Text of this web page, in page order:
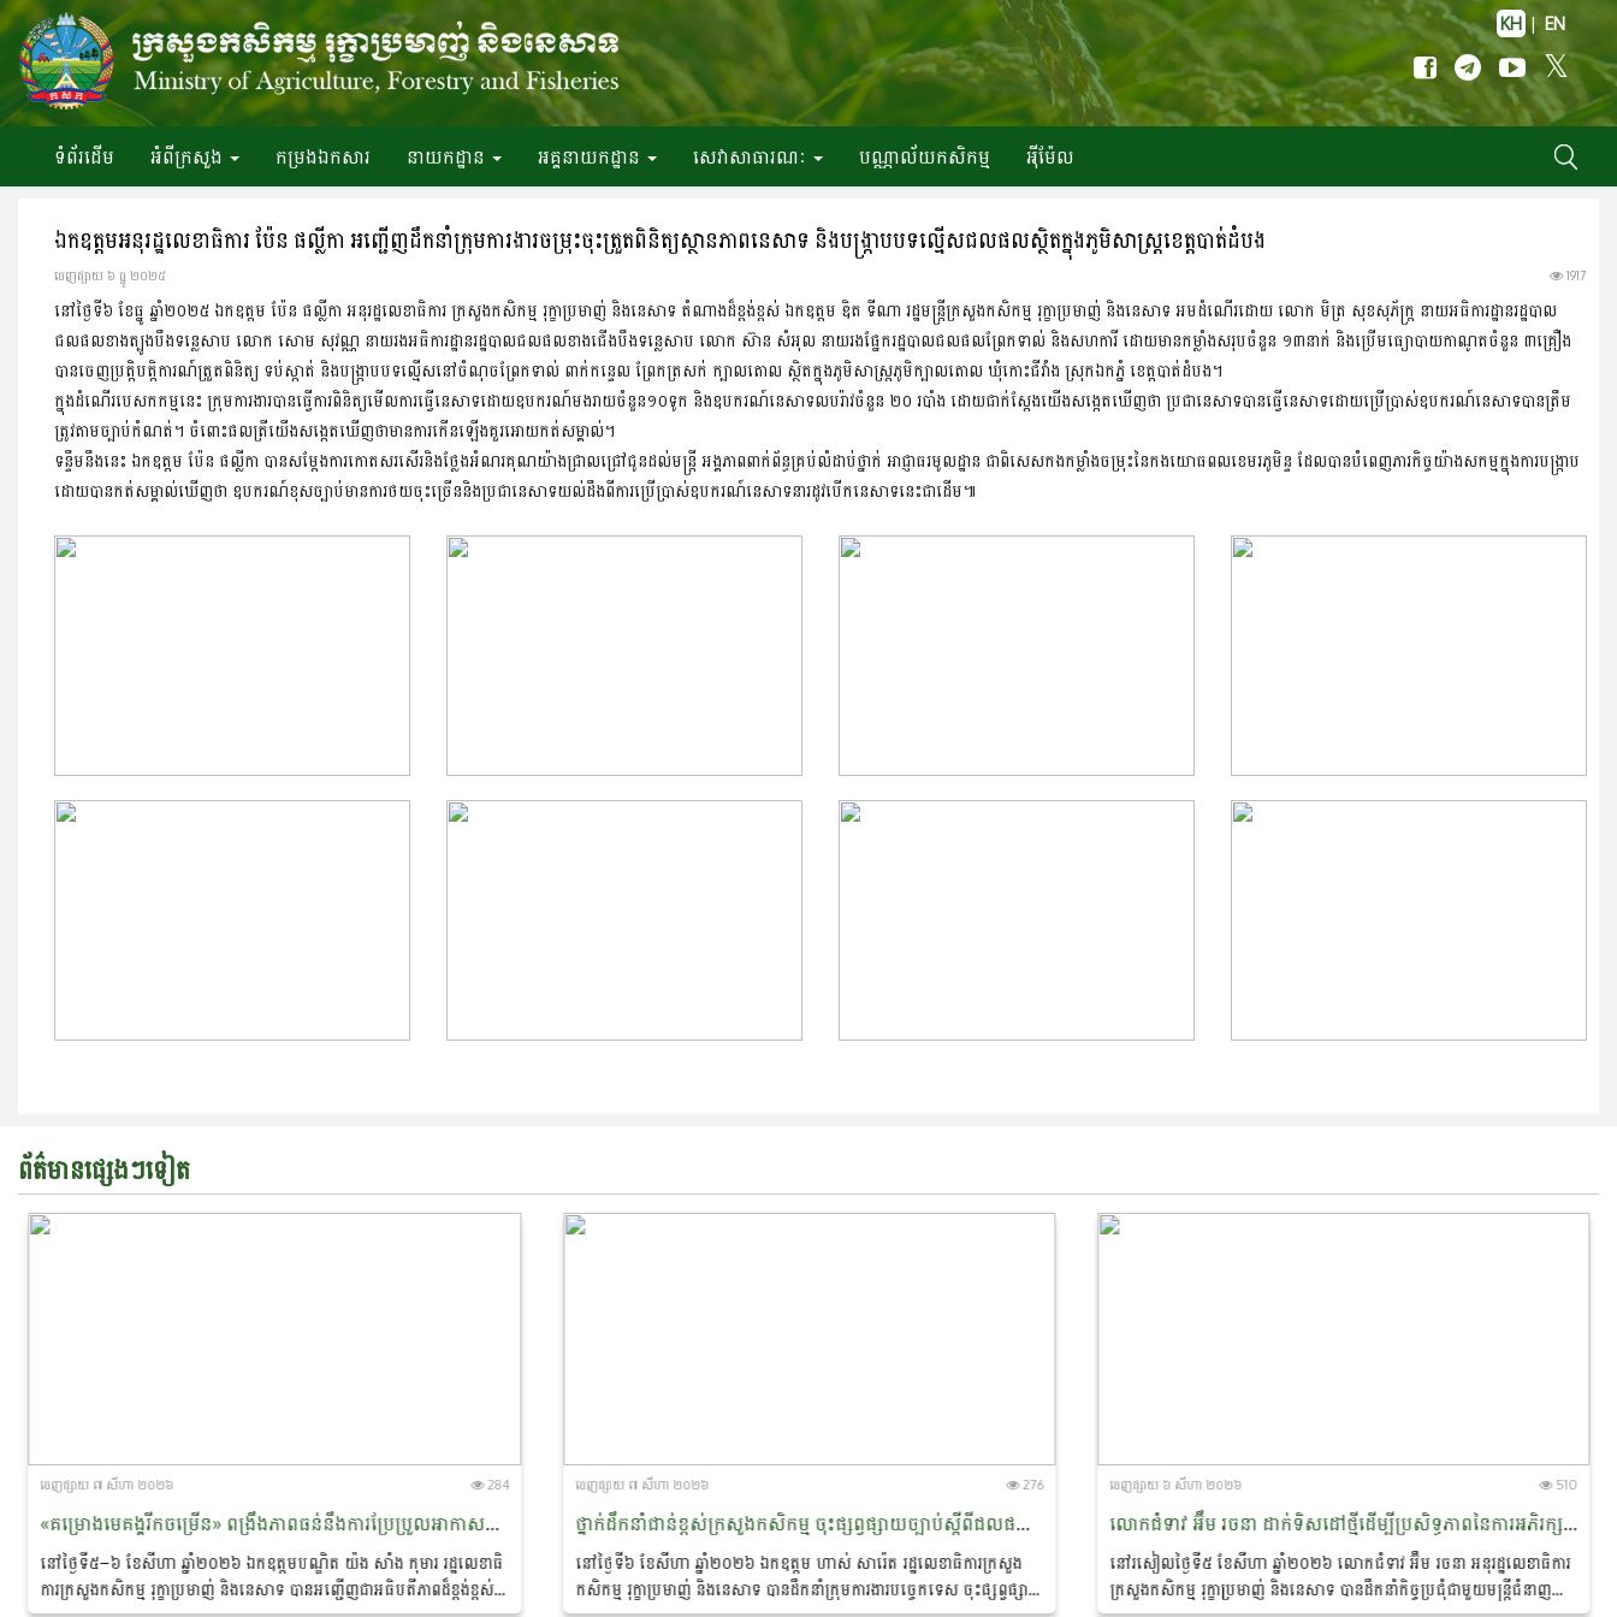
KH | EN
ទំព័រ​ដើម អំពី​ក្រសួង កម្រងឯកសារ នាយកដ្ឋាន អគ្គនាយកដ្ឋាន សេវាសាធារណៈ បណ្ណាល័យកសិកម្ម អ៉ីម៉ែល
ឯកឧត្តមអនុរដ្ឋលេខាធិការ ប៉ែន ផល្លីកា អញ្ជើញដឹកនាំក្រុមការងារចម្រុះចុះត្រួតពិនិត្យស្ថានភាពនេសាទ និងបង្រ្កាបបទល្មើសជលផលស្ថិតក្នុងភូមិសាស្ត្រខេត្តបាត់ដំបង
ចេញ​ផ្សាយ​ ៦ ធ្នូ ២០២៥ 1917
នៅថ្ងៃទី៦ ខែធ្នូ ឆ្នាំ២០២៥ ឯកឧត្តម ប៉ែន ផល្លីកា អនុរដ្ឋលេខាធិការ ក្រសួងកសិកម្ម រុក្ខាប្រមាញ់ និងនេសាទ តំណាងដ៏ខ្ពង់ខ្ពស់ ឯកឧត្តម ឌិត ទីណា រដ្ឋមន្ត្រីក្រសួងកសិកម្ម រុក្ខាប្រមាញ់ និងនេសាទ អមដំណើរដោយ លោក មិត្រ សុខសុភ័ក្រ្ត នាយអធិការដ្ឋានរដ្ឋបាល
ជលផលខាងត្បូងបឹងទន្លេសាប លោក សោម សុវណ្ណ នាយរងអធិការដ្ឋានរដ្ឋបាលជលផលខាងជើងបឹងទន្លេសាប លោក ស៊ាន សំអុល នាយរងផ្នែករដ្ឋបាលជលផលព្រែកទាល់ និងសហការី ដោយមានកម្លាំងសរុបចំនួន ១៣នាក់ និងប្រើមធ្យោបាយកាណូតចំនួន ៣គ្រឿង
បានចេញប្រត្តិបត្តិការណ៍ត្រួតពិនិត្យ ទប់ស្កាត់ និងបង្រ្កាបបទល្មើសនៅចំណុចព្រែកទាល់ ពាក់កន្ទេល ព្រែកត្រសក់ ក្បាលតោល ស្ថិតក្នុងភូមិសាស្រ្តភូមិក្បាលតោល ឃុំកោះជីវាំង ស្រុកឯកភ្នំ ខេត្តបាត់ដំបង។
ក្នុងដំណើរបេសកកម្មនេះ ក្រុមការងារបានធ្វើការពិនិត្យមើលការធ្វើនេសាទដោយឧបករណ៍មងរាយចំនួន១០ទូក និងឧបករណ៍នេសាទលបរ៉ាវចំនួន ២០ របាំង ដោយជាក់ស្តែងយើងសង្កេតឃើញថា ប្រជានេសាទបានធ្វើនេសាទដោយប្រើប្រាស់ឧបករណ៍នេសាទបានត្រឹម
ត្រូវតាមច្បាប់កំណត់។ ចំពោះផលត្រីយើងសង្កេតឃើញថាមានការកើនឡើងគួរអោយកត់សម្គាល់។
ទន្ទឹមនឹងនេះ ឯកឧត្តម ប៉ែន ផល្លីកា បានសម្តែងការកោតសរសើរនិងថ្លែងអំណរគុណយ៉ាងជ្រាលជ្រៅជូនដល់មន្រ្តី អង្គភាពពាក់ព័ន្ធគ្រប់លំដាប់ថ្នាក់ អាជ្ញាធរមូលដ្ឋាន ជាពិសេសកងកម្លាំងចម្រុះនៃកងយោធពលខេមរភូមិន្ទ ដែលបានបំពេញភារកិច្ចយ៉ាងសកម្មក្នុងការបង្រ្កាប
ដោយបានកត់សម្គាល់ឃើញថា ឧបករណ៍ខុសច្បាប់មានការថយចុះច្រើននិងប្រជានេសាទយល់ដឹងពីការប្រើប្រាស់ឧបករណ៍នេសាទនារដូវបើកនេសាទនេះជាដើម៕
ព័ត៌មានផ្សេងៗទៀត
ចេញ​ផ្សាយ​ ៧ សីហា ២០២៦ 284
«គម្រោងមេគង្គរីកចម្រើន» ពង្រឹងភាពធន់នឹងការប្រែប្រួល​អាកាស​​ធាតុ និងលើកកម្ពស់ជីវភាពសហគមន៍ជនជាតិភាគតិច នៅខេត្តរតនគិរី និងមណ្ឌលគិរី
នៅថ្ងៃទី៥–៦ ខែសីហា ឆ្នាំ២០២៦ ឯកឧត្ដមបណ្ឌិត យ៉ង សាំង កុមារ រដ្ឋលេខាធិ
ការក្រសួងកសិកម្ម រុក្ខាប្រមាញ់ និងនេសាទ បាន​អញ្ជើញជាអធិបតីភាពដ៏ខ្ពង់ខ្ពស់
ចេញ​ផ្សាយ​ ៧ សីហា ២០២៦ 276
ថ្នាក់ដឹកនាំជាន់ខ្ពស់ក្រសួងកសិកម្ម ចុះផ្សព្វផ្សាយច្បាប់​ស្តី​ពីជលផល និងការប្រើប្រាស់ឧបករណ៍នេសាទស្របច្បាប់ ជូនប្រជាពលរដ្ឋ នៅស្រុកកំពង់លែង ខេត្តកំពង់ឆ្នាំង
នៅថ្ងៃទី៦ ខែសីហា ឆ្នាំ២០២៦ ឯកឧត្តម ហាស់ សារ៉េត រដ្ឋ​លេខា​ធិការ​ក្រសួង
កសិកម្ម រុក្ខាប្រមាញ់ និងនេសាទ បានដឹកនាំ​ក្រុម​ការងារបច្ចេកទេស ចុះផ្សព្វផ្សាយ
ចេញ​ផ្សាយ​ ៦ សីហា ២០២៦ 510
លោកជំទាវ អ៊ឹម រចនា ដាក់ទិសដៅថ្មីដើម្បីប្រសិទ្ធភាពនៃការអភិរក្ស​ផ្សោត​ទន្លេមេគង្គ និងផ្តាំផ្ញើឱ្យឆ្មាំទន្លេយកចិត្តទុកដាក់លើសុវត្ថិភាព​ពេលចេញល្បាតក្នុងរដូវវស្សា
នៅរសៀលថ្ងៃទី៥ ខែសីហា ឆ្នាំ២០២៦ លោកជំទាវ អ៊ឹម រចនា អនុរដ្ឋ​លេខាធិការ
ក្រសួងកសិកម្ម រុក្ខាប្រមាញ់ និងនេសាទ បានដឹកនាំកិច្ចប្រជុំជាមួយមន្ត្រីជំនាញ